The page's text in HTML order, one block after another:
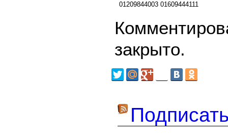
01209844003 01609444111
закрыто.